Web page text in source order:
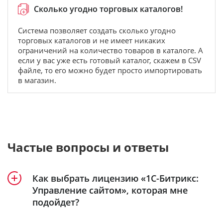
Сколько угодно торговых каталогов!
Система позволяет создать сколько угодно
торговых каталогов и не имеет никаких
ограничений на количество товаров в каталоге. А
если у вас уже есть готовый каталог, скажем в CSV
файле, то его можно будет просто импортировать
в магазин.
Частые вопросы и ответы
Как выбрать лицензию «1С-Битрикс:
Управление сайтом», которая мне
подойдет?